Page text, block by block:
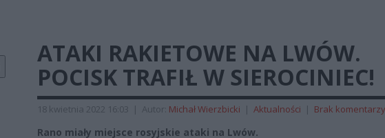
ATAKI RAKIETOWE NA LWÓW.
POCISK TRAFIŁ W SIEROCINIEC!
18 kwietnia 2022 16:03 | Autor: Michał Wierzbicki | Aktualności | Brak komentarzy
Rano miały miejsce rosyjskie ataki na Lwów.